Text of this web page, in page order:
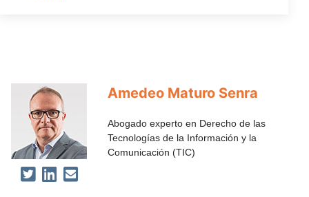
Amedeo Maturo Senra
Abogado experto en Derecho de las
Tecnologías de la Información y la
Comunicación (TIC)